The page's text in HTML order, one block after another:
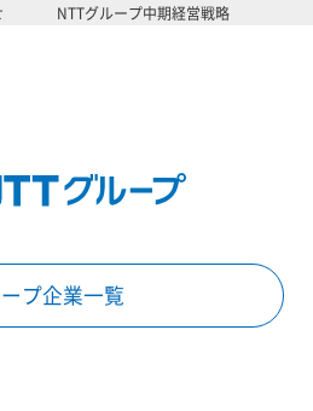
NTTグループ中期経営戦略
プ企業一覧